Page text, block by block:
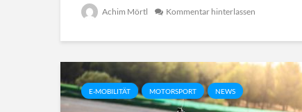
Achim Mörtl Kommentar hinterlassen
E-MOBILITÄT MOTORSPORT NEWS